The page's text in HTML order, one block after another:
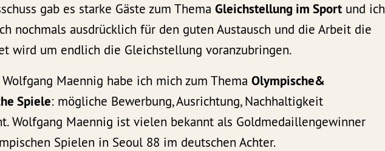
gab es starke Gäste zum ThemaGleichstellung im Sport und ich
nochmals ausdrücklich für den guten Austausch und die Arbeit die
wird um endlich die Gleichstellung voranzubringen.
Wolfgang Maennig habe ich mich zum ThemaOlympische&
Spiele: mögliche Bewerbung, Ausrichtung, Nachhaltigkeit
Wolfgang Maennig ist vielen bekannt als Goldmedaillengewinner
Spielen in Seoul 88 im deutschen Achter.